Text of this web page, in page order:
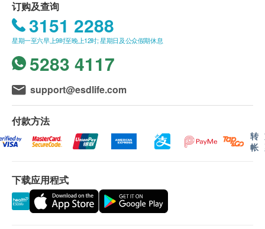
体检时, 如果遇到医生不会説广东话的情况，深圳
中山妇产医院可安排医护人员陪同提供翻译服务。
如果商户页面与体检计划页面的繁体中文、简体中
文、英文三个版本有任何抵触或不相符之处，应以
二、报告领取和讲解
体检报告会在体检后5-7个工作日内完成，本院提
供简体中文的体检报告：
纸质版需到院自行领取（便于医生现场解答问
电子版可透过微信搜索“深圳中山妇产医院”小程
序，点击报告查询，输入个人资讯，即可进行
查閲（无医生现场解答问题）。
订购及查询
3151 2288
星期一至六早上9时至晚上12时; 星期日及公众假期休息
5283 4117
support@esdlife.com
付款方法
转
帐
下载应用程式